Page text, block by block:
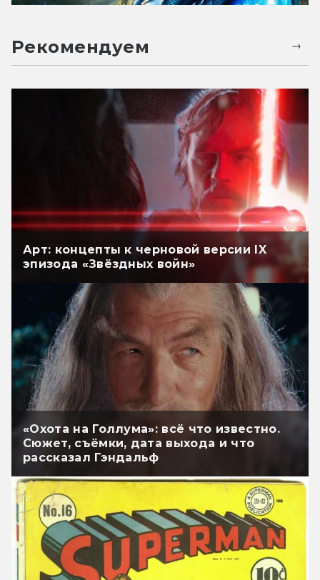
Рекомендуем
Арт: концепты к черновой версии IX
эпизода «Звёздных войн»
«Охота на Голлума»: всё что известно.
Сюжет, съёмки, дата выхода и что
рассказал Гэндальф